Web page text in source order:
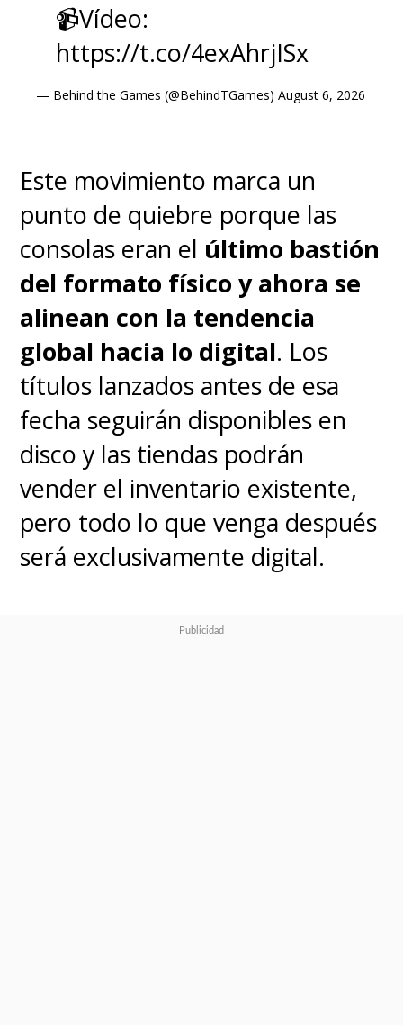
📹Vídeo:
https://t.co/4exAhrjISx
— Behind the Games (@BehindTGames) August 6, 2026
Este movimiento marca un
punto de quiebre porque las
consolas eran el último bastión
del formato físico y ahora se
alinean con la tendencia
global hacia lo digital. Los
títulos lanzados antes de esa
fecha seguirán disponibles en
disco y las tiendas podrán
vender el inventario existente,
pero todo lo que venga después
será exclusivamente digital.